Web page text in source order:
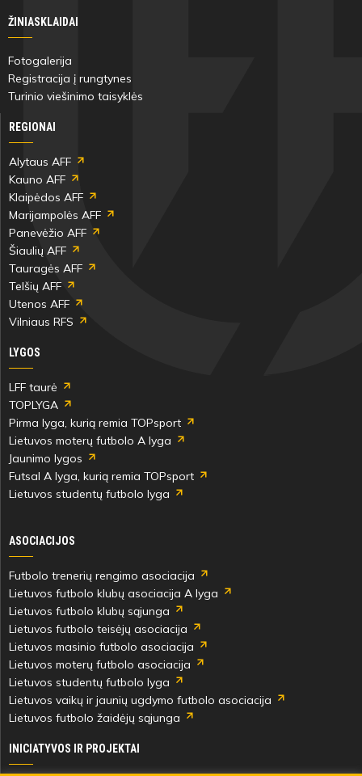
ŽINIASKLAIDAI
Fotogalerija
Registracija į rungtynes
Turinio viešinimo taisyklės
REGIONAI
Alytaus AFF
Kauno AFF
Klaipėdos AFF
Marijampolės AFF
Panevėžio AFF
Šiaulių AFF
Tauragės AFF
Telšių AFF
Utenos AFF
Vilniaus RFS
LYGOS
LFF taurė
TOPLYGA
Pirma lyga, kurią remia TOPsport
Lietuvos moterų futbolo A lyga
Jaunimo lygos
Futsal A lyga, kurią remia TOPsport
Lietuvos studentų futbolo lyga
ASOCIACIJOS
Futbolo trenerių rengimo asociacija
Lietuvos futbolo klubų asociacija A lyga
Lietuvos futbolo klubų sąjunga
Lietuvos futbolo teisėjų asociacija
Lietuvos masinio futbolo asociacija
Lietuvos moterų futbolo asociacija
Lietuvos studentų futbolo lyga
Lietuvos vaikų ir jaunių ugdymo futbolo asociacija
Lietuvos futbolo žaidėjų sąjunga
INICIATYVOS IR PROJEKTAI